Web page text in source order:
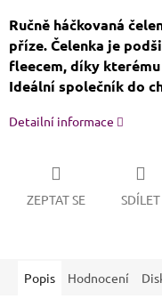
Ručně háčkovaná
příze. Čelenka je
fleecem, díky
Ideální společník do
Detailní informace
ZEPTAT SE SDÍLET
Popis Hodnocení